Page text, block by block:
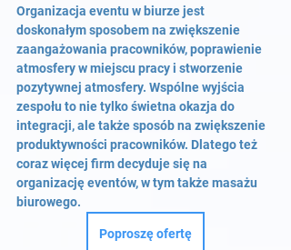
Organizacja eventu w biurze jest
doskonałym sposobem na zwiększenie
zaangażowania pracowników, poprawienie
atmosfery w miejscu pracy i stworzenie
pozytywnej atmosfery. Wspólne wyjścia
zespołu to nie tylko świetna okazja do
integracji, ale także sposób na zwiększenie
produktywności pracowników. Dlatego też
coraz więcej firm decyduje się na
organizację eventów, w tym także masażu
biurowego.
Poproszę ofertę